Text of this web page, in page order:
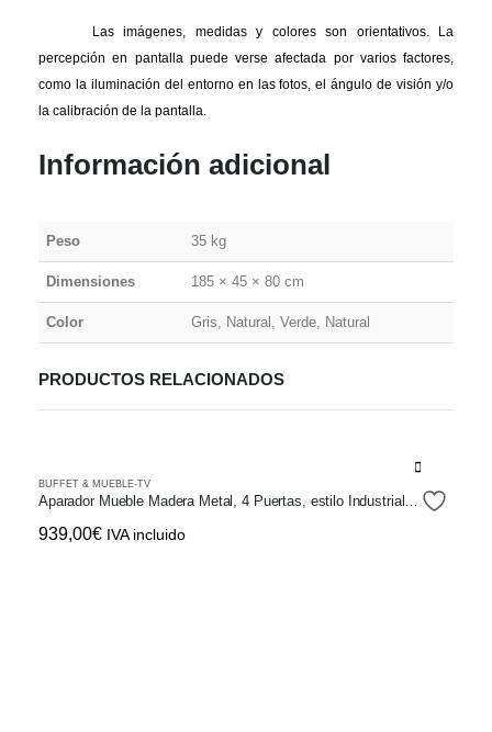
Las imágenes, medidas y colores son orientativos. La
percepción en pantalla puede verse afectada por varios factores,
como la iluminación del entorno en las fotos, el ángulo de visión y/o
la calibración de la pantalla.
Información adicional
Peso 35 kg
Dimensiones 185 × 45 × 80 cm
Color Gris, Natural, Verde, Natural
PRODUCTOS RELACIONADOS
BUFFET & MUEBLE-TV
Aparador Mueble Madera Metal, 4 Puertas, estilo Industrial, Cristal
939,00€ IVA incluido